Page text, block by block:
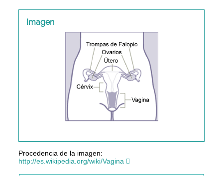
Imagen
Procedencia de la imagen:
http://es.wikipedia.org/wiki/Vagina